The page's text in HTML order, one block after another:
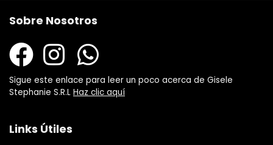
Sobre Nosotros
Sigue este enlace para leer un poco acerca de Gisele
Stephanie S.R.L Haz clic aquí
Links Útiles